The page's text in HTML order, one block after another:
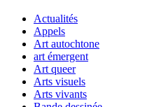
Actualités
Appels
Art autochtone
art émergent
Art queer
Arts visuels
Arts vivants